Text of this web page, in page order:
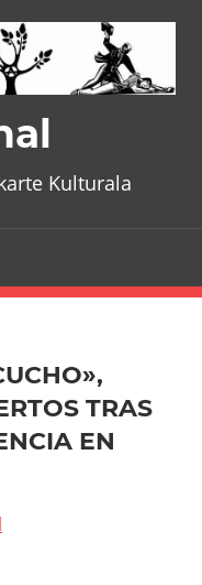
Kulturala
TRAS
EN